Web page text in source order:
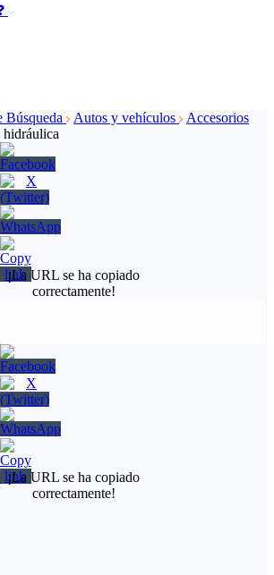
Búsqueda Autos y vehículos
Accesorios
hidráulica
¡La URL se ha copiado
correctamente!
¡La URL se ha copiado
correctamente!